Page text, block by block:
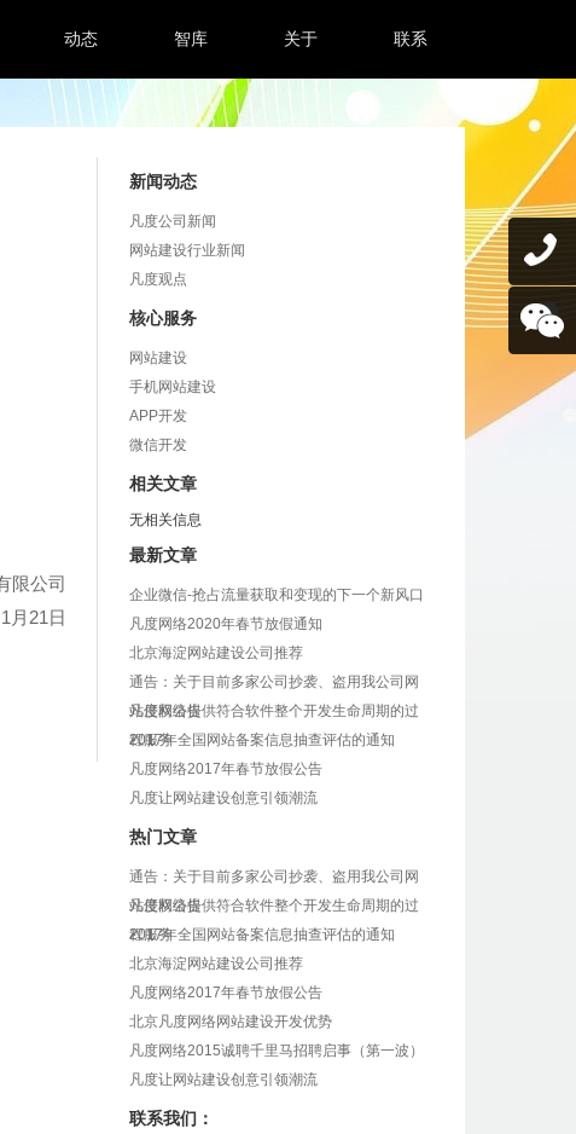
动态 智库 关于 联系
限公司
1月21日
新闻动态
凡度公司新闻
网站建设行业新闻
凡度观点
核心服务
网站建设
手机网站建设
APP开发
微信开发
相关文章
无相关信息
最新文章
企业微信-抢占流量获取和变现的下一个新风口
凡度网络2020年春节放假通知
北京海淀网站建设公司推荐
通告：关于目前多家公司抄袭、盗用我公司网
站侵权公告
凡度网络提供符合软件整个开发生命周期的过
程服务
2017年全国网站备案信息抽查评估的通知
凡度网络2017年春节放假公告
凡度让网站建设创意引领潮流
热门文章
通告：关于目前多家公司抄袭、盗用我公司网
站侵权公告
凡度网络提供符合软件整个开发生命周期的过
程服务
2017年全国网站备案信息抽查评估的通知
北京海淀网站建设公司推荐
凡度网络2017年春节放假公告
北京凡度网络网站建设开发优势
凡度网络2015诚聘千里马招聘启事（第一波）
凡度让网站建设创意引领潮流
联系我们：